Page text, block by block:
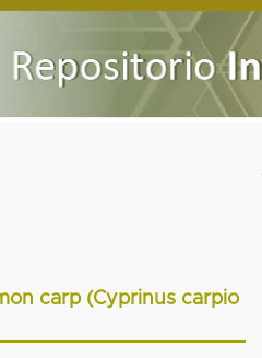
carp (Cyprinus carpio